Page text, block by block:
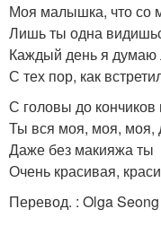
Моя малышка, что со
Лишь ты одна
Каждый день я думаю
С тех пор, как
С головы до кончиков
Ты вся моя, моя, моя,
Даже без макияжа ты
Очень красивая,
Перевод. : Olga Seong